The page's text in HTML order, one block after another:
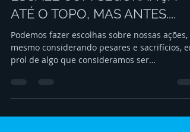
ESCALE COM SEGURANÇA
ATÉ O TOPO, MAS ANTES....
Podemos fazer escolhas sobre nossas ações,
recompensador.